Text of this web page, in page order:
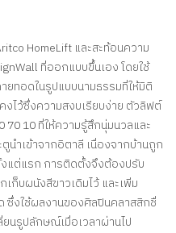
HomeLift และสะท้อนความ
ที่ออกแบบขึ้นเอง โดยใช้
ยทอดในรูปแบบนามธรรมที่ให้มิติ
ไว้ซึ่งความสงบเรียบง่าย ตัวลิฟต์
10 ที่ให้ความรู้สึกนุ่มนวลและ
นำเข้าจากอิตาลี เนื่องจากบ้านถูก
แต่แรก การติดตั้งจึงต้องปรับ
ก็บผนังสีขาวเดิมไว้ และเพิ่ม
ซึ่งใช้ผลงานของศิลปินคลาสสิกชื่
นรูปลักษณ์เมื่อเวลาผ่านไป